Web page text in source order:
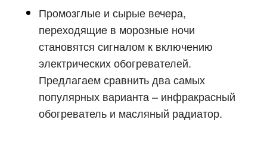
Промозглые и сырые вечера,
переходящие в морозные ночи
становятся сигналом к включению
электрических обогревателей.
Предлагаем сравнить два самых
популярных варианта – инфракрасный
обогреватель и масляный радиатор.